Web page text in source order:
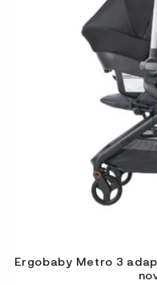
Ergobaby Metro 3